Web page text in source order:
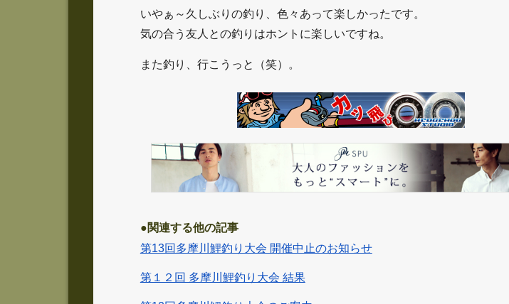
いやぁ～久しぶりの釣り、色々あって楽しかったです。
気の合う友人との釣りはホントに楽しいですね。
また釣り、行こうっと（笑）。
●関連する他の記事
第13回多摩川鯉釣り大会 開催中止のお知らせ
第１２回 多摩川鯉釣り大会 結果